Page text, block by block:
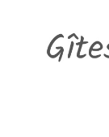
contenu